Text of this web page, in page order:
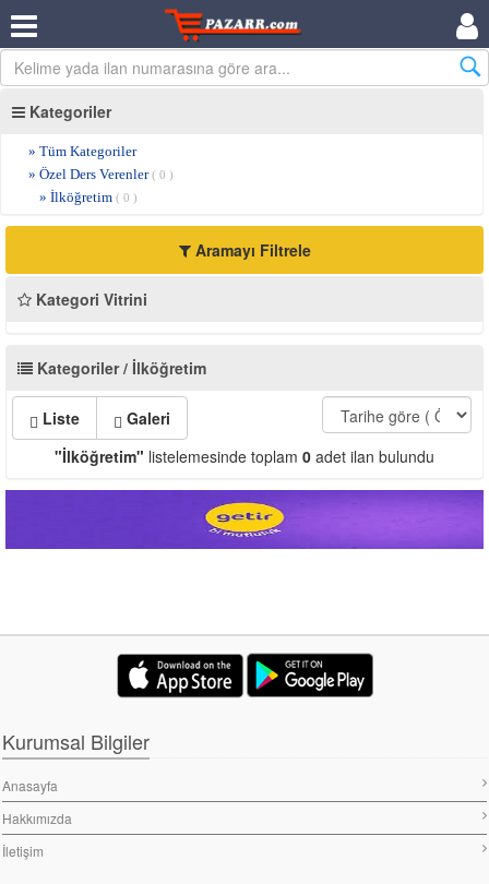
Kategoriler
» Tüm Kategoriler
» Özel Ders Verenler( 0 )
» İlköğretim ( 0 )
Aramayı Filtrele
Kategori Vitrini
Kategoriler / İlköğretim
Liste
Galeri
"İlköğretim" listelemesinde toplam 0 adet ilan bulundu
Kurumsal Bilgiler
Anasayfa
Hakkımızda
İletişim